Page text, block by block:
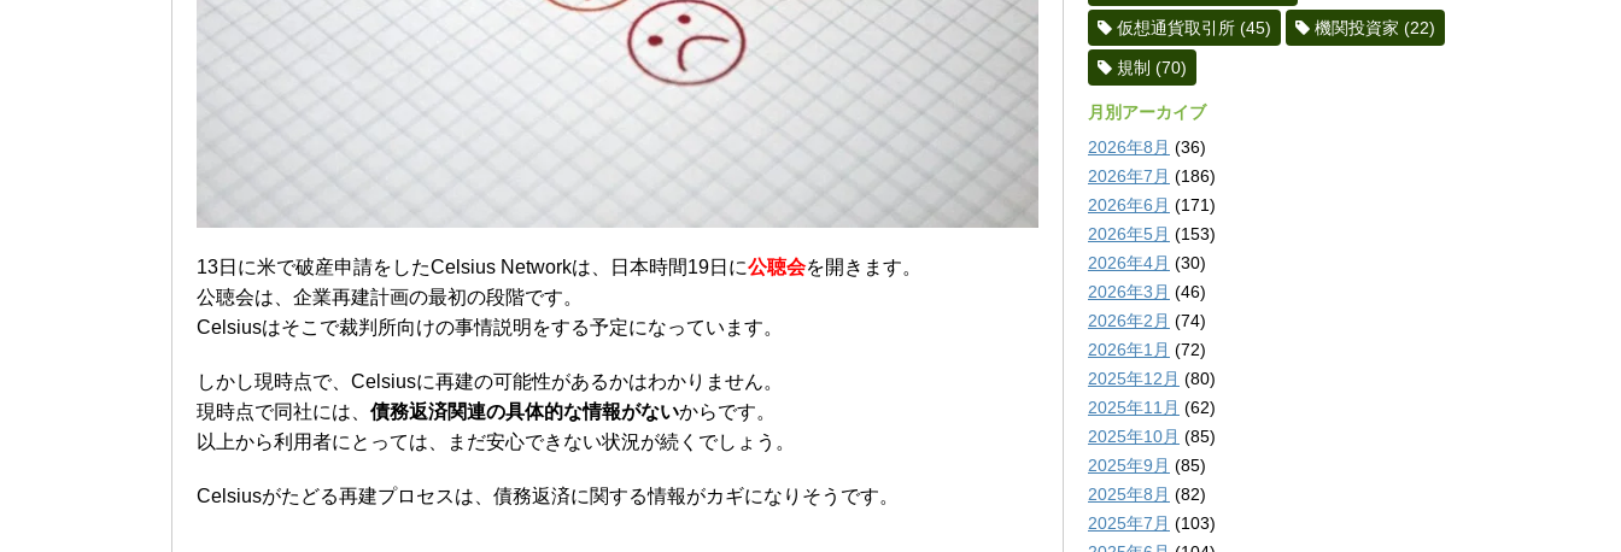
13日に米で破産申請をしたCelsius Networkは、日本時間19日に公聴会を開きます。
公聴会は、企業再建計画の最初の段階です。
Celsiusはそこで裁判所向けの事情説明をする予定になっています。
しかし現時点で、Celsiusに再建の可能性があるかはわかりません。
現時点で同社には、 債務返済関連の具体的な情報がないからです。
以上から利用者にとっては、まだ安心できない状況が続くでしょう。
Celsiusがたどる再建プロセスは、債務返済に関する情報がカギになりそうです。
仮想通貨取引所 (45) 機関投資家 (22)
規制 (70)
月別アーカイブ
2026年8月 (36)
2026年7月 (186)
2026年6月 (171)
2026年5月 (153)
2026年4月 (30)
2026年3月 (46)
2026年2月 (74)
2026年1月 (72)
2025年12月 (80)
2025年11月 (62)
2025年10月 (85)
2025年9月 (85)
2025年8月 (82)
2025年7月 (103)